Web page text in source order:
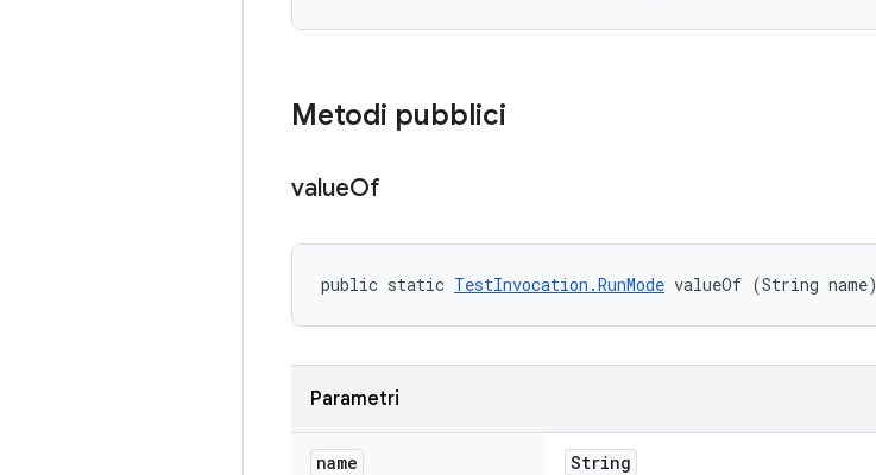
Metodi pubblici
valueOf
public static TestInvocation.RunMode valueOf (String name)
Parametri
name String